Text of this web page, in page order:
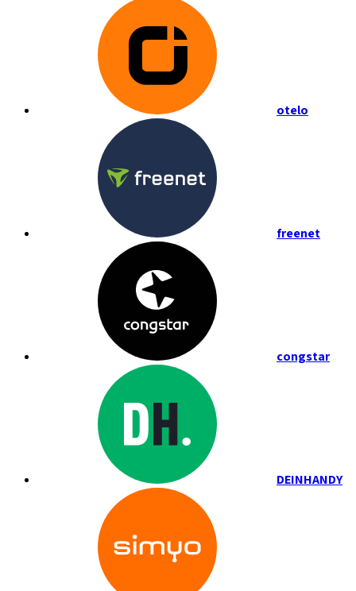
otelo
freenet
congstar
DEINHANDY